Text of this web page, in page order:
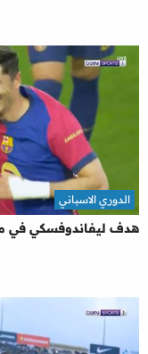
هدف ليفاندوفسكي في
الدوري الاسباني